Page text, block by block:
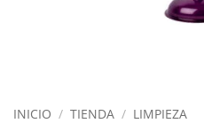
INICIO / TIENDA / LIMPIEZA